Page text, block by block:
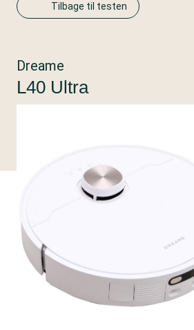
Tilbage til testen
Dreame
L40 Ultra